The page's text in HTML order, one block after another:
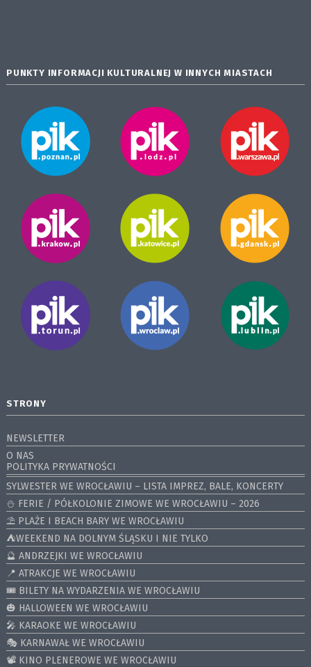
PUNKTY INFORMACJI KULTURALNEJ W INNYCH MIASTACH
STRONY
NEWSLETTER
O NAS
POLITYKA PRYWATNOŚCI
SYLWESTER WE WROCŁAWIU – LISTA IMPREZ, BALE, KONCERTY
⛄️ FERIE / PÓŁKOLONIE ZIMOWE WE WROCŁAWIU – 2026
⛱️ PLAŻE I BEACH BARY WE WROCŁAWIU
⛺️WEEKEND NA DOLNYM ŚLĄSKU I NIE TYLKO
🔮 ANDRZEJKI WE WROCŁAWIU
📍 ATRAKCJE WE WROCŁAWIU
🎟️ BILETY NA WYDARZENIA WE WROCŁAWIU
🎃 HALLOWEEN WE WROCŁAWIU
🎤 KARAOKE WE WROCŁAWIU
🎭 KARNAWAŁ WE WROCŁAWIU
📽️ KINO PLENEROWE WE WROCŁAWIU